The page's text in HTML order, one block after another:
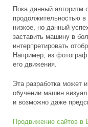
Пока данный алгоритм
продолжительностью в
низкое, но данный
заставить машину в
интерпретировать
Например, из
его движения.
Эта разработка может
обучении машин
и возможно даже
Продвижение сайтов в